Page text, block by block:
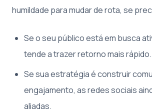
humildade para mudar de rota, se
Se o seu público está em busca
tende a trazer retorno mais rápido.
Se sua estratégia é construir
engajamento, as redes sociais
aliadas.